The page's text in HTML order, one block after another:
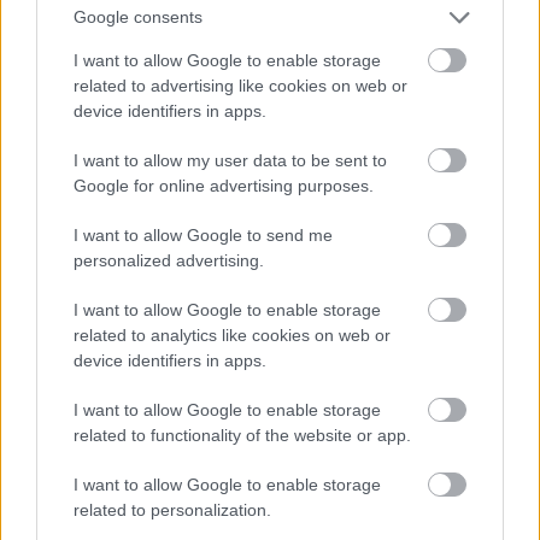
Google consents
I want to allow Google to enable storage
related to advertising like cookies on web or
device identifiers in apps.
I want to allow my user data to be sent to
Google for online advertising purposes.
I want to allow Google to send me
personalized advertising.
I want to allow Google to enable storage
related to analytics like cookies on web or
device identifiers in apps.
I want to allow Google to enable storage
related to functionality of the website or app.
I want to allow Google to enable storage
related to personalization.
VAGY
Balu az Alfás
15 éve